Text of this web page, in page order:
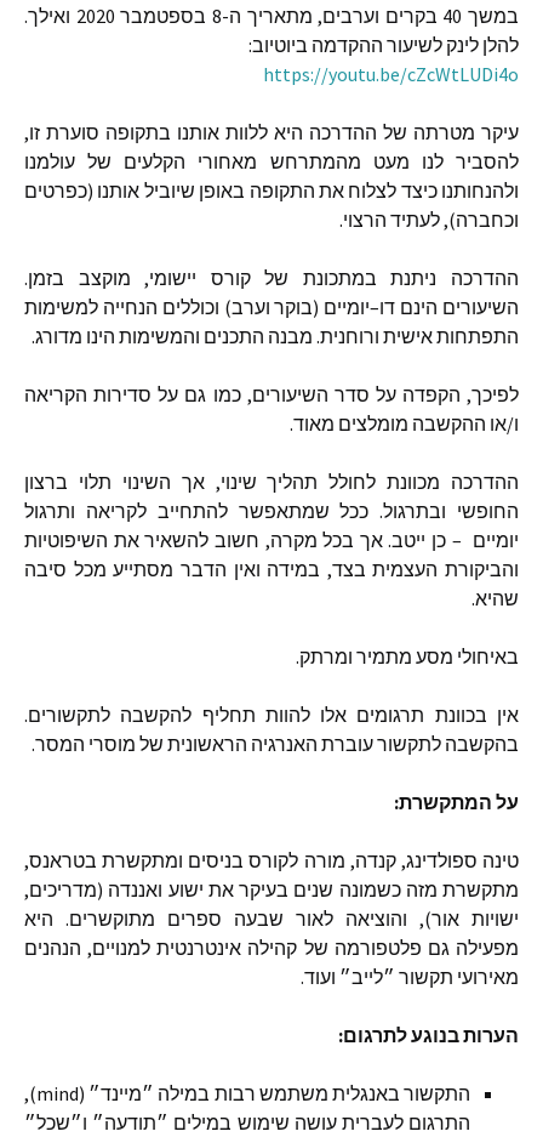
במשך 40 בקרים וערבים, מתאריך ה-8 בספטמבר 2020 ואילך.
להלן לינק לשיעור ההקדמה ביוטיוב:
https://youtu.be/cZcWtLUDi4o
עיקר מטרתה של ההדרכה היא ללוות אותנו בתקופה סוערת זו,
להסביר לנו מעט מהמתרחש מאחורי הקלעים של עולמנו
ולהנחותנו כיצד לצלוח את התקופה באופן שיוביל אותנו (כפרטים
וכחברה),לעתיד הרצוי.
ההדרכה ניתנת במתכונת של קורס יישומי, מוקצב בזמן.
השיעורים הינם דו–יומיים (בוקר וערב) וכוללים הנחייה למשימות
התפתחותאישית ורוחנית. מבנה התכנים והמשימות הינו מדורג.
לפיכך, הקפדה על סדר השיעורים,כמו גם על סדירות הקריאה
ו/או ההקשבה מומלצים מאוד.
ההדרכה מכוונת לחולל תהליך שינוי,אך השינוי תלוי ברצון
החופשי ובתרגול. ככל שמתאפשר להתחייב לקריאה ותרגול
יומיים – כן ייטב.אך בכל מקרה, חשוב להשאיר את השיפוטיות
והביקורת העצמית בצד, במידה ואין הדבר מסתייע מכל סיבה
שהיא.
באיחולי מסע מתמיר ומרתק.
אין בכוונת תרגומים אלו להוות תחליף להקשבה לתקשורים.
בהקשבה לתקשורעוברת האנרגיה הראשונית של מוסרי המסר.
על המתקשרת:
טינה ספולדינג,קנדה, מורה לקורס בניסים ומתקשרת בטראנס,
מתקשרת מזה כשמונה שנים בעיקר את ישוע ואננדה (מדריכים,
ישויות אור), והוציאה לאור שבעה ספרים מתוקשרים. היא
מפעילה גם פלטפורמה של קהילה אינטרנטית למנויים, הנהנים
מאירועי תקשור ״לייב״ ועוד.
הערותבנוגעלתרגום:
התקשור באנגלית משתמש רבות במילה ״מיינד״ (mind),
התרגום לעברית עושה שימוש במילים ״תודעה״ ו״שכל״